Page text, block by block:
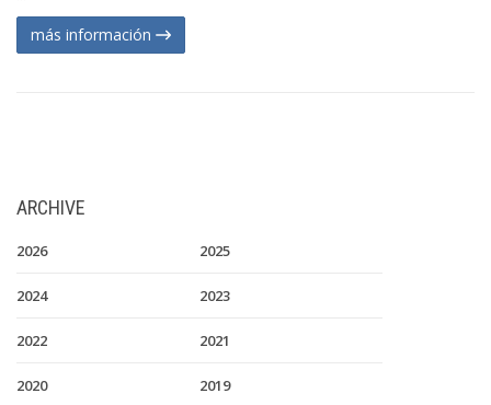
más información
ARCHIVE
2026 2025
2024 2023
2022 2021
2020 2019